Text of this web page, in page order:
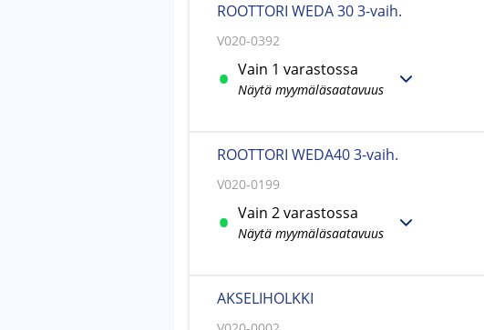
ROOTTORI WEDA 30 3-vaih.
V020-0392
Vain 1 varastossa
Näytä myymäläsaatavuus
ROOTTORI WEDA40 3-vaih.
V020-0199
Vain 2 varastossa
Näytä myymäläsaatavuus
AKSELIHOLKKI